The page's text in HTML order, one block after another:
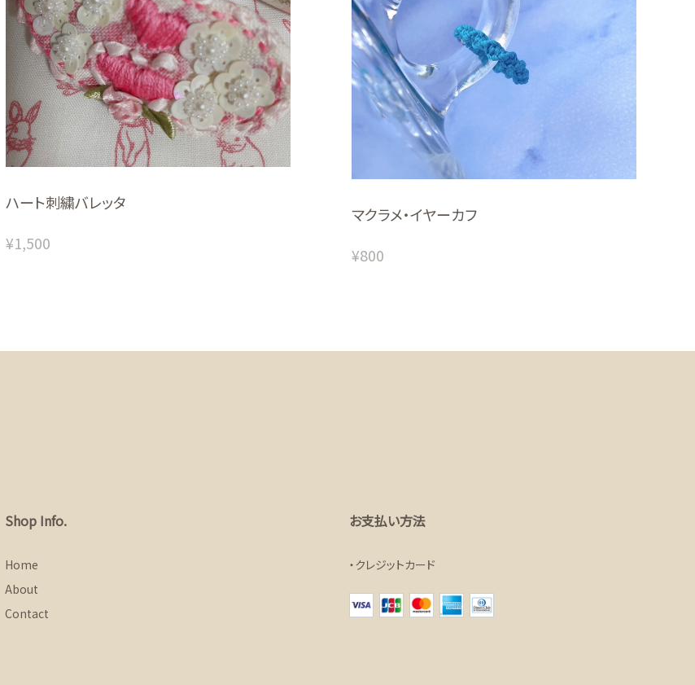
ハート刺繍バレッタ
¥1,500
マクラメ・イヤーカフ
¥800
Shop Info.
Home
About
Contact
お支払い方法
クレジットカード